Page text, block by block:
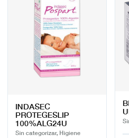
INDASEC
PROTEGESLIP
100%ALG24U
Sin categorizar, Higiene